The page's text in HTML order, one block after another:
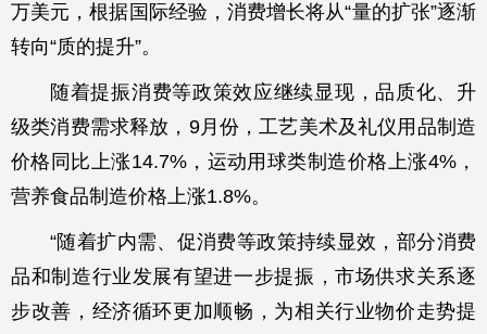
万美元，根据国际经验，消费增长将从“量的扩张”逐渐
转向“质的提升”。
随着提振消费等政策效应继续显现，品质化、升
级类消费需求释放，9月份，工艺美术及礼仪用品制造
价格同比上涨14.7%，运动用球类制造价格上涨4%，
营养食品制造价格上涨1.8%。
“随着扩内需、促消费等政策持续显效，部分消费
品和制造行业发展有望进一步提振，市场供求关系逐
步改善，经济循环更加顺畅，为相关行业物价走势提